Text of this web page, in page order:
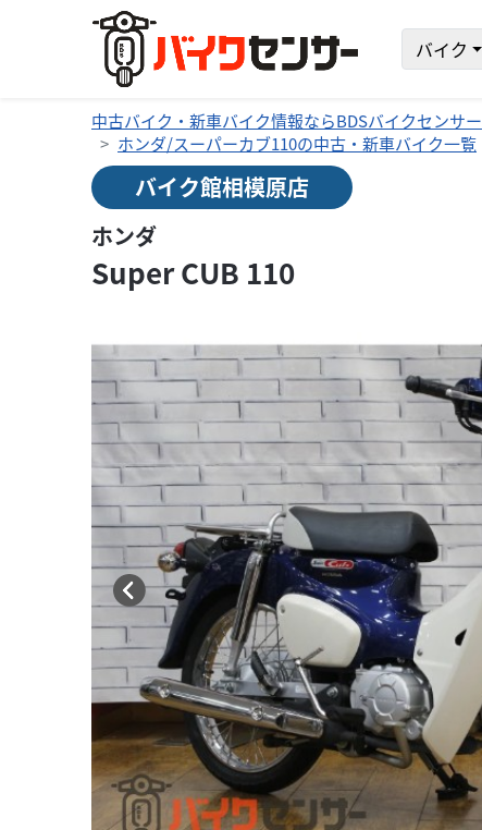
バイク
中古バイク・新車バイク情報ならBDSバイクセンサー
ホンダ/スーパーカブ110の中古・新車バイク一覧
バイク館相模原店
ホンダ
Super CUB 110